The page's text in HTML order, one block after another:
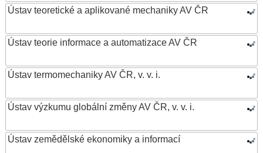
Ústav teoretické a aplikované mechaniky AV ČR
Ústav teorie informace a automatizace AV ČR
Ústav termomechaniky AV ČR, v. v. i.
Ústav výzkumu globální změny AV ČR, v. v. i.
Ústav zemědělské ekonomiky a informací